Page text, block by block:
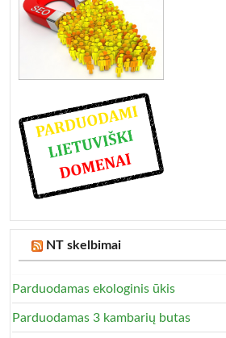
NT skelbimai
Parduodamas ekologinis ūkis
Parduodamas 3 kambarių butas